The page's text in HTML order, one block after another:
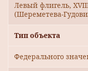
Левый флигель,
(Шереметева-
Тип объекта
Федерального